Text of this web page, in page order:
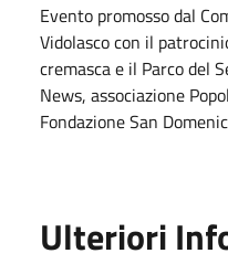
Evento promosso dal
Vidolasco con il
cremasca e il Parco del
News, associazione
Fondazione San
Ulteriori